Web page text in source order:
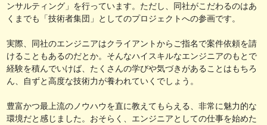
ンサルティング」を行っています。ただし、同社がこだわるのはあ
くまでも「技術者集団」としてのプロジェクトへの参画です。
実際、同社のエンジニアはクライアントからご指名で案件依頼を請
けることもあるのだとか。そんなハイスキルなエンジニアのもとで
経験を積んでいけば、たくさんの学びや気づきがあることはもちろ
ん、自ずと高度な技術力が養われていくでしょう。
豊富かつ最上流のノウハウを直に教えてもらえる、非常に魅力的な
環境だと感じました。おそらく、エンジニアとしての仕事を始めた